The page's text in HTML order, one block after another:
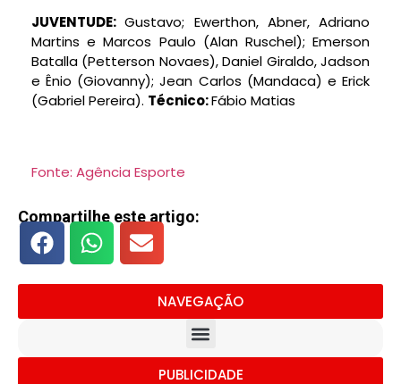
JUVENTUDE:Gustavo; Ewerthon, Abner, Adriano
Martins e Marcos Paulo (Alan Ruschel); Emerson
Batalla (Petterson Novaes), Daniel Giraldo, Jadson
e Ênio (Giovanny); Jean Carlos (Mandaca) e Erick
(Gabriel Pereira). Técnico:Fábio Matias
Fonte: Agência Esporte
Compartilhe este artigo:
NAVEGAÇÃO
PUBLICIDADE